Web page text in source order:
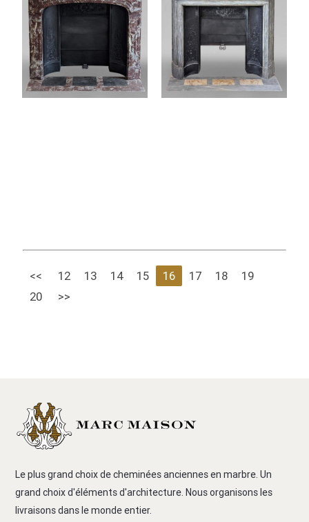
<< 12 13 14 15 16 17 18
19
20
>>
Le plus grand choix de cheminées anciennes en marbre. Un
grand choix d'éléments d'architecture. Nous organisons les
livraisons dans le monde entier.